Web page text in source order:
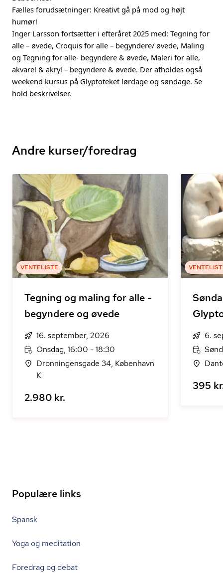
Fælles forudsætninger: Kreativt gå på mod og højt
humør!
Inger Larsson fortsætter i efteråret 2025 med: Tegning for
alle – øvede, Croquis for alle – begyndere/ øvede, Maling
og Tegning for alle- begyndere & øvede, Maleri for alle,
akvarel & akryl – begyndere & øvede. Der afholdes også
weekend kursus på Glyptoteket lørdage og søndage. Se
hold beskrivelser.
Andre kurser/foredrag
VENTELISTE
Tegning og maling for alle -
begyndere og øvede
16. september, 2026
Onsdag, 16:00 - 18:30
Dronningensgade 34, København
K
2.980 kr.
6.
395
Populære links
Spansk
Yoga og meditation
Foredrag og debat